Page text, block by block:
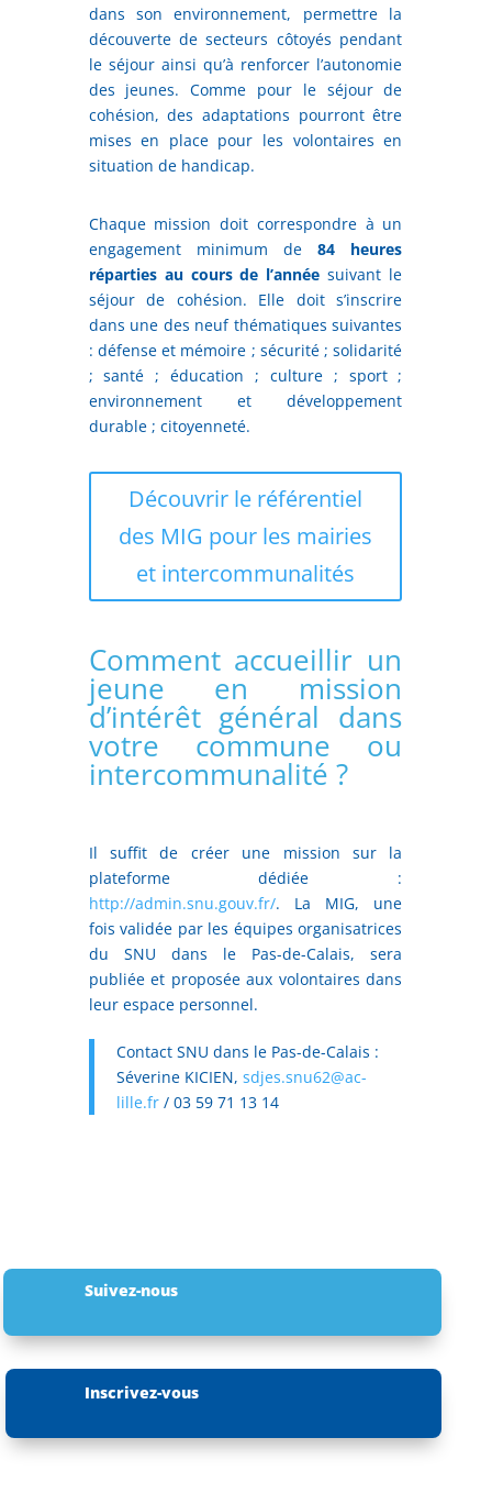
dans son environnement, permettre la
découverte de secteurs côtoyés pendant
le séjour ainsi qu’à renforcer l’autonomie
des jeunes. Comme pour le séjour de
cohésion, des adaptations pourront être
mises en place pour les volontaires en
situation de handicap.
Chaque mission doit correspondre à un
engagement minimum de84 heures
réparties au cours de l’année suivant le
séjour de cohésion. Elle doit s’inscrire
dans une des neuf thématiques suivantes
: défense et mémoire ; sécurité ; solidarité
; santé ; éducation ; culture ; sport ;
environnement et développement
durable ; citoyenneté.
Découvrir le référentiel
des MIG pour les mairies
et intercommunalités
Comment accueillir un
jeune en mission
d’intérêt général dans
votre commune ou
intercommunalité ?
Il suffit de créer une mission sur la
plateforme dédiée :
http://admin.snu.gouv.fr/. La MIG, une
fois validée par les équipes organisatrices
du SNU dans le Pas-de-Calais, sera
publiée et proposée aux volontaires dans
leur espace personnel.
Contact SNU dans le Pas-de-Calais :
Séverine KICIEN, sdjes.snu62@ac-
lille.fr/ 03 59 71 13 14
Suivez-nous
Inscrivez-vous